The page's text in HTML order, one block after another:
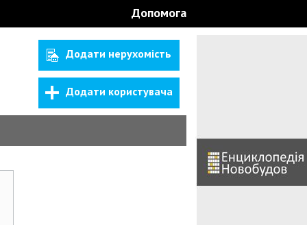
Допомога
Додати нерухомість
Додати користувача